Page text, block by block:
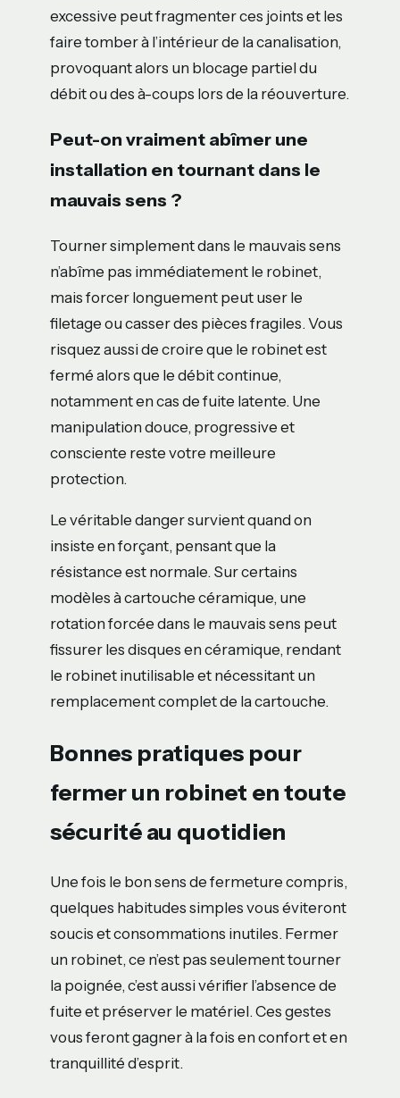
excessive peut fragmenter ces joints et les
faire tomber à l’intérieur de la canalisation,
provoquant alors un blocage partiel du
débit ou des à-coups lors de la réouverture.
Peut-on vraiment abîmer une
installation en tournant dans le
mauvais sens ?
Tourner simplement dans le mauvais sens
n’abîme pas immédiatement le robinet,
mais forcer longuement peut user le
filetage ou casser des pièces fragiles. Vous
risquez aussi de croire que le robinet est
fermé alors que le débit continue,
notamment en cas de fuite latente. Une
manipulation douce, progressive et
consciente reste votre meilleure
protection.
Le véritable danger survient quand on
insiste en forçant, pensant que la
résistance est normale. Sur certains
modèles à cartouche céramique, une
rotation forcée dans le mauvais sens peut
fissurer les disques en céramique, rendant
le robinet inutilisable et nécessitant un
remplacement complet de la cartouche.
Bonnes pratiques pour
fermer un robinet en toute
sécurité au quotidien
Une fois le bon sens de fermeture compris,
quelques habitudes simples vous éviteront
soucis et consommations inutiles. Fermer
un robinet, ce n’est pas seulement tourner
la poignée, c’est aussi vérifier l’absence de
fuite et préserver le matériel. Ces gestes
vous feront gagner à la fois en confort et en
tranquillité d’esprit.